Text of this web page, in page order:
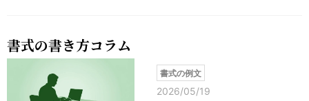
書式の書き方コラム
書式の例文
2026/05/19